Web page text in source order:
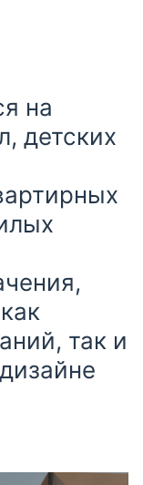
на
детских
так и